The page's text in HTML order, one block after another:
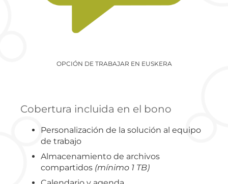
OPCIÓN DE TRABAJAR EN EUSKERA
Cobertura incluida en el bono
Personalización de la solución al equipo
de trabajo
Almacenamiento de archivos
compartidos (mínimo 1 TB)